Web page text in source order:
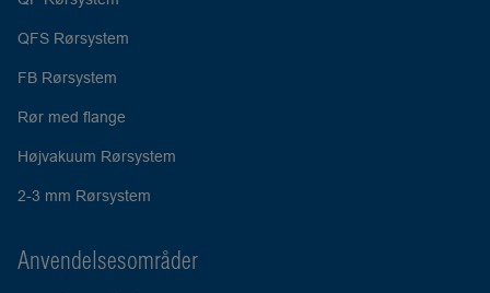
QFS Rørsystem
FB Rørsystem
Rør med flange
Højvakuum Rørsystem
2-3 mm Rørsystem
Anvendelsesområder